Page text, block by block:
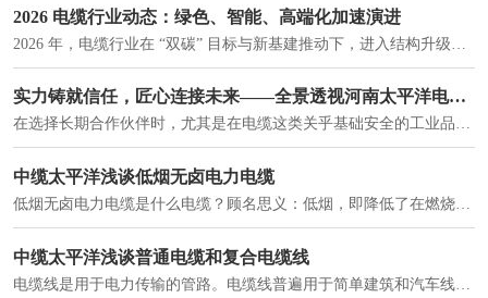
2026 电缆行业动态：绿色、智能、高端化加速演进
实力铸就信任，匠心连接未来——全景透视河南太平洋电缆厂
在选择长期合作伙伴时，尤其是在电缆这类关乎基础安全的工业品上，供应商的“内在实力”远比一纸报价单更重要。今天，我们邀请您“云参观”河南太平洋电缆厂，透过每一个细节，看我们如何将“可靠”二字，铸入每一米电缆。
中缆太平洋浅谈低烟无卤电力电缆
低烟无卤电力电缆是什么电缆？顾名思义：低烟，即降低了在燃烧时有害物体的产生；卤素对于人体来说是一种有毒气体，无卤就是没有毒气体的释放，通常是针对电缆遇火灾时而言的。低烟无卤电力电缆又可以称之为环保电缆，低烟无卤电缆大多数用于医院和对环境卫生要求比较严格的地方。
中缆太平洋浅谈普通电缆和复合电缆线
电缆线是用于电力传输的管路。电缆线普遍用于简单建筑和汽车线材，作为能源输送缆线，电缆线的复杂结构勿庸置疑。根据目标功能，电缆线具有以下一些特点：建筑用和车用线材要求轻质、大批量生产、价格低廉、具有相当的电学和力学性能和长时间的耐老化性能；工业用线材必须具有符合客户要求的性能；